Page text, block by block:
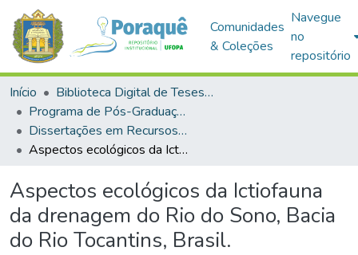
Comunidades
& Coleções
Navegue
no
repositório
Início
Biblioteca Digital de Teses e Dissertações (BDTD)
Programa de Pós-Graduação em Recursos Aquáticos Continentais Amazônicos (PPGRACAM)
Dissertações em Recursos Aquáticos Continentais Amazônicos (Mestrado)
Aspectos ecológicos da Ictiofauna da drenagem do Rio do Sono, Bacia do Rio Tocantins, Brasil.
Aspectos ecológicos da Ictiofauna
da drenagem do Rio do Sono, Bacia
do Rio Tocantins, Brasil.